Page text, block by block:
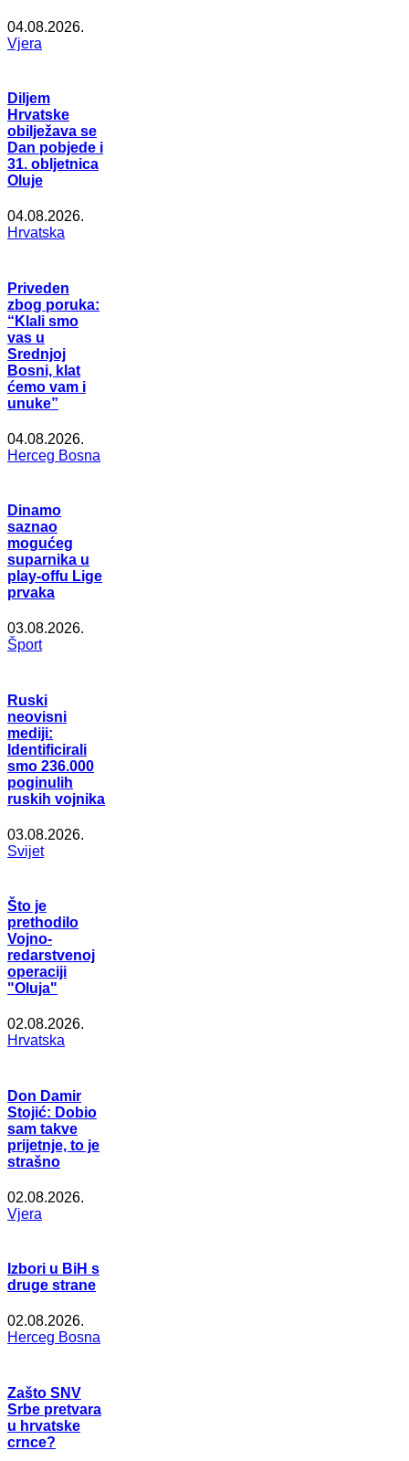
04.08.2026.
Vjera
Diljem
Hrvatske
obilježava se
Dan pobjede i
31. obljetnica
Oluje
04.08.2026.
Hrvatska
Priveden
zbog poruka:
“Klali smo
vas u
Srednjoj
Bosni, klat
ćemo vam i
unuke”
04.08.2026.
Herceg Bosna
Dinamo
saznao
mogućeg
suparnika u
play-offu Lige
prvaka
03.08.2026.
Šport
Ruski
neovisni
mediji:
Identificirali
smo 236.000
poginulih
ruskih vojnika
03.08.2026.
Svijet
Što je
prethodilo
Vojno-
redarstvenoj
operaciji
"Oluja"
02.08.2026.
Hrvatska
Don Damir
Stojić: Dobio
sam takve
prijetnje, to je
strašno
02.08.2026.
Vjera
Izbori u BiH s
druge strane
02.08.2026.
Herceg Bosna
Zašto SNV
Srbe pretvara
u hrvatske
crnce?